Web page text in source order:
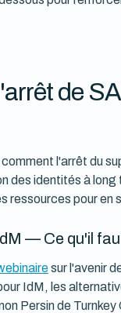
de
l'arrêt du
des identités à
ressources pour en
— Ce qu'il
sur l'avenir
IdM, les
Persin de